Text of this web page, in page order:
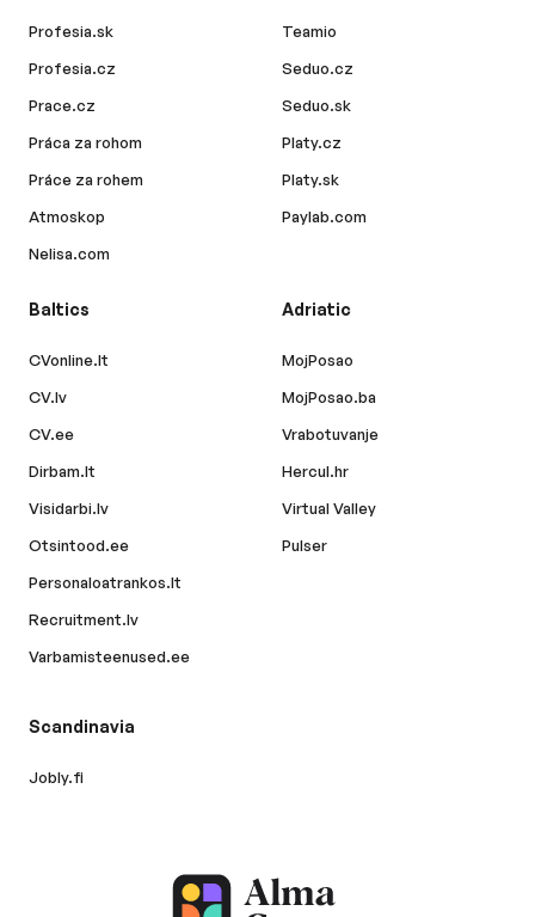
Profesia.sk
Profesia.cz
Prace.cz
Práca za rohom
Práce za rohem
Atmoskop
Nelisa.com
Teamio
Seduo.cz
Seduo.sk
Platy.cz
Platy.sk
Paylab.com
Baltics
CVonline.lt
CV.lv
CV.ee
Dirbam.lt
Visidarbi.lv
Otsintood.ee
Personaloatrankos.lt
Recruitment.lv
Varbamisteenused.ee
Adriatic
MojPosao
MojPosao.ba
Vrabotuvanje
Hercul.hr
Virtual Valley
Pulser
Scandinavia
Jobly.fi